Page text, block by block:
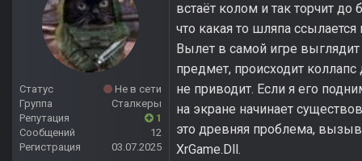
Статус
Не в сети
Группа
Сталкеры
Репутация
1
Сообщений
12
Регистрация
03.07.2025
встаёт колом и так торчит
что какая то шляпа
Вылет в самой игре
предмет, происходит
не приводит. Если я его
на экране начинает
это древняя проблема,
XrGame.Dll.